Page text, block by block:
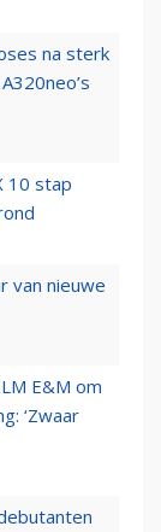
na sterk
10 stap
van nieuwe
E&M om
‘Zwaar